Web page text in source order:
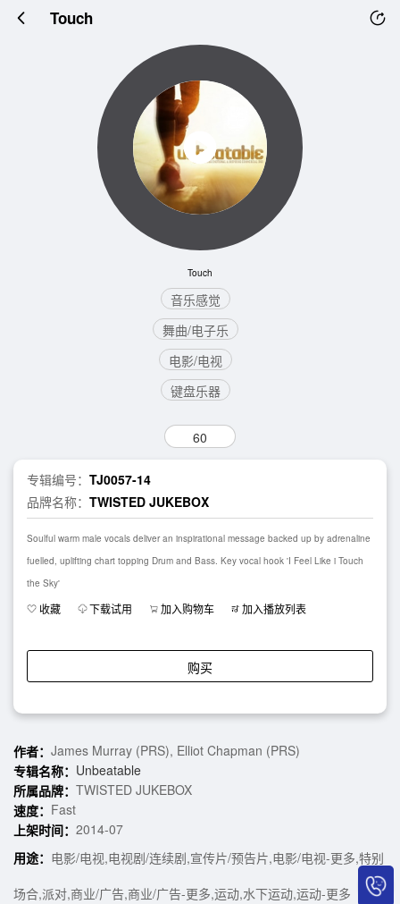
Touch
Touch
音乐感觉
舞曲/电子乐
电影/电视
键盘乐器
60
专辑编号： TJ0057-14
品牌名称： TWISTED JUKEBOX
Soulful warm male vocals deliver an inspirational message backed up by adrenaline
fuelled, uplifting chart topping Drum and Bass. Key vocal hook 'I Feel Like i Touch
the Sky'
收藏 下载试用 加入购物车 加入播放列表
购买
作者： James Murray (PRS), Elliot Chapman (PRS)
专辑名称： Unbeatable
所属品牌： TWISTED JUKEBOX
速度： Fast
上架时间： 2014-07
用途： 电影/电视,电视剧/连续剧,宣传片/预告片,电影/电视-更多,特别
场合,派对,商业/广告,商业/广告-更多,运动,水下运动,运动-更多